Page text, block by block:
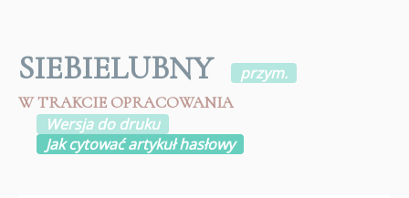
SIEBIELUBNY
przym.
W TRAKCIE OPRACOWANIA
Wersja do druku
Jak cytować artykuł hasłowy